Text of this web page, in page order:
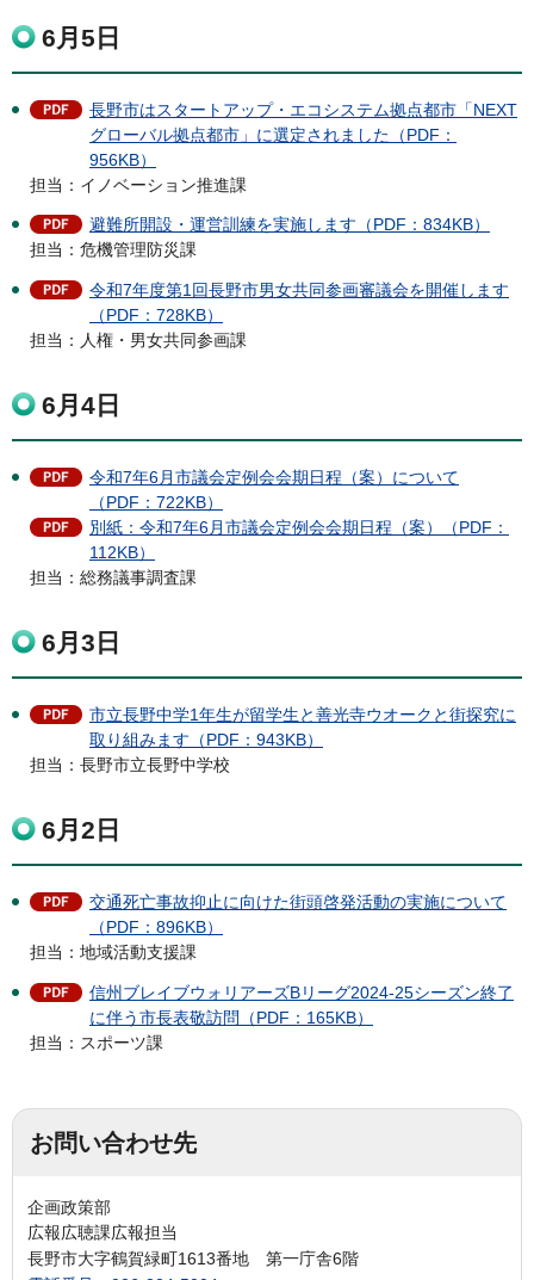
6月5日
長野市はスタートアップ・エコシステム拠点都市「NEXT
グローバル拠点都市」に選定されました（PDF：
956KB）
担当：イノベーション推進課
避難所開設・運営訓練を実施します（PDF：834KB）
担当：危機管理防災課
令和7年度第1回長野市男女共同参画審議会を開催します
（PDF：728KB）
担当：人権・男女共同参画課
6月4日
令和7年6月市議会定例会会期日程（案）について
（PDF：722KB）
別紙：令和7年6月市議会定例会会期日程（案）（PDF：
112KB）
担当：総務議事調査課
6月3日
市立長野中学1年生が留学生と善光寺ウオークと街探究に
取り組みます（PDF：943KB）
担当：長野市立長野中学校
6月2日
交通死亡事故抑止に向けた街頭啓発活動の実施について
（PDF：896KB）
担当：地域活動支援課
信州ブレイブウォリアーズBリーグ2024-25シーズン終了
に伴う市⻑表敬訪問（PDF：165KB）
担当：スポーツ課
お問い合わせ先
企画政策部
広報広聴課広報担当
長野市大字鶴賀緑町1613番地 第一庁舎6階